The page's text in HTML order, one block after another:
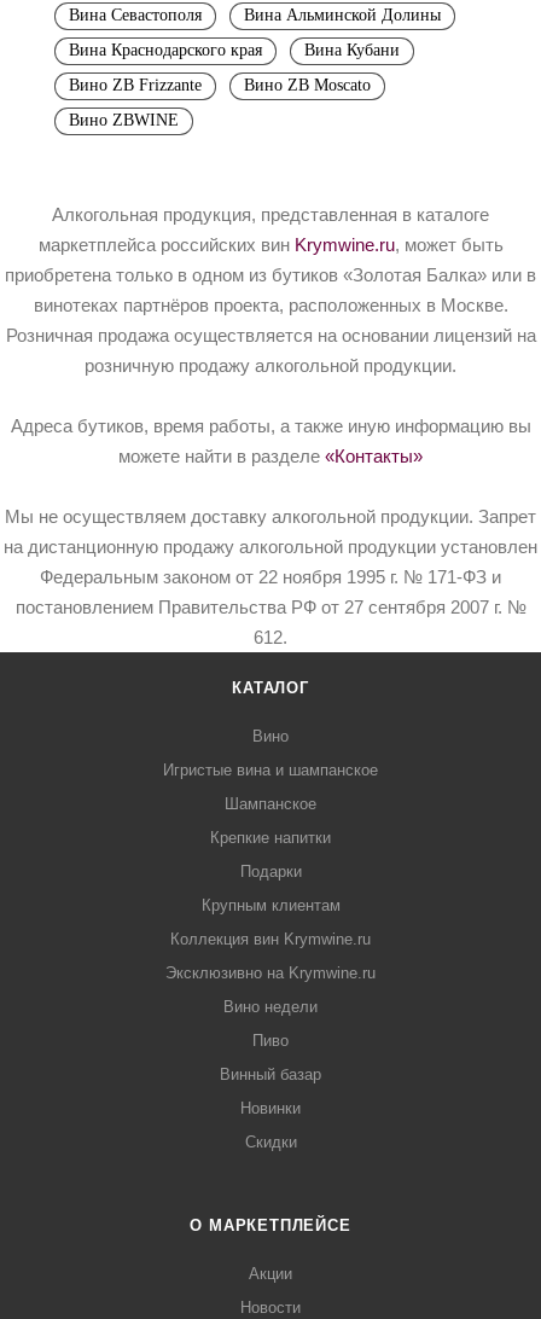
Вина Севастополя
Вина Альминской Долины
Вина Краснодарского края
Вина Кубани
Вино ZB Frizzante
Вино ZB Moscato
Вино ZBWINE
Алкогольная продукция, представленная в каталоге
маркетплейса российских вин Krymwine.ru, может быть
приобретена только в одном из бутиков «Золотая Балка» или в
винотеках партнёров проекта, расположенных в Москве.
Розничная продажа осуществляется на основании лицензий на
розничную продажу алкогольной продукции.
Адреса бутиков, время работы, а также иную информацию вы
можете найти в разделе «Контакты»
Мы не осуществляем доставку алкогольной продукции. Запрет
на дистанционную продажу алкогольной продукции установлен
Федеральным законом от 22 ноября 1995 г. № 171-ФЗ и
постановлением Правительства РФ от 27 сентября 2007 г. №
612.
КАТАЛОГ
Вино
Игристые вина и шампанское
Шампанское
Крепкие напитки
Подарки
Крупным клиентам
Коллекция вин Krymwine.ru
Эксклюзивно на Krymwine.ru
Вино недели
Пиво
Винный базар
Новинки
Скидки
О МАРКЕТПЛЕЙСЕ
Акции
Новости